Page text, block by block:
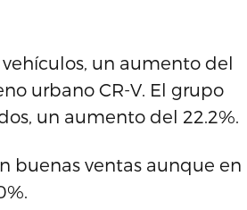
un aumento del
urbano CR-V. El grupo
un aumento del 22.2%.
buenas ventas aunque en